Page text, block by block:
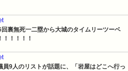
裏無死一二塁から大城のタイムリーツーベ
！！！！
9人のリストが話題に、「岩屋はどこへ行っ